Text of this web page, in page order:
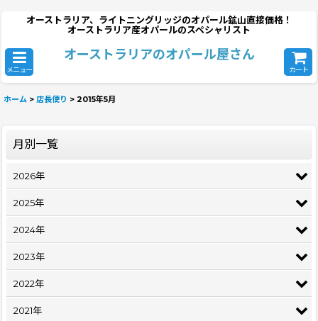
オーストラリア、ライトニングリッジのオパール鉱山直接価格！
オーストラリア産オパールのスペシャリスト
メニュー
オーストラリアのオパール屋さん
カート
ホーム > 店長便り > 2015年5月
月別一覧
2026年
2025年
2024年
2023年
2022年
2021年